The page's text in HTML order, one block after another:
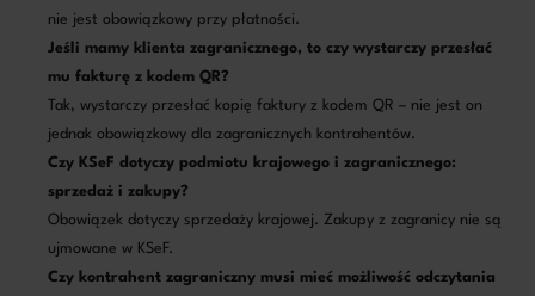
nie jest obowiązkowy przy płatności.
Jeśli mamy klienta zagranicznego, to czy wystarczy przesłać
mu fakturę z kodem QR?
Tak, wystarczy przesłać kopię faktury z kodem QR – nie jest on
jednak obowiązkowy dla zagranicznych kontrahentów.
Czy KSeF dotyczy podmiotu krajowego i zagranicznego:
sprzedaż i zakupy?
Obowiązek dotyczy sprzedaży krajowej. Zakupy z zagranicy nie są
ujmowane w KSeF.
Czy kontrahent zagraniczny musi mieć możliwość odczytania